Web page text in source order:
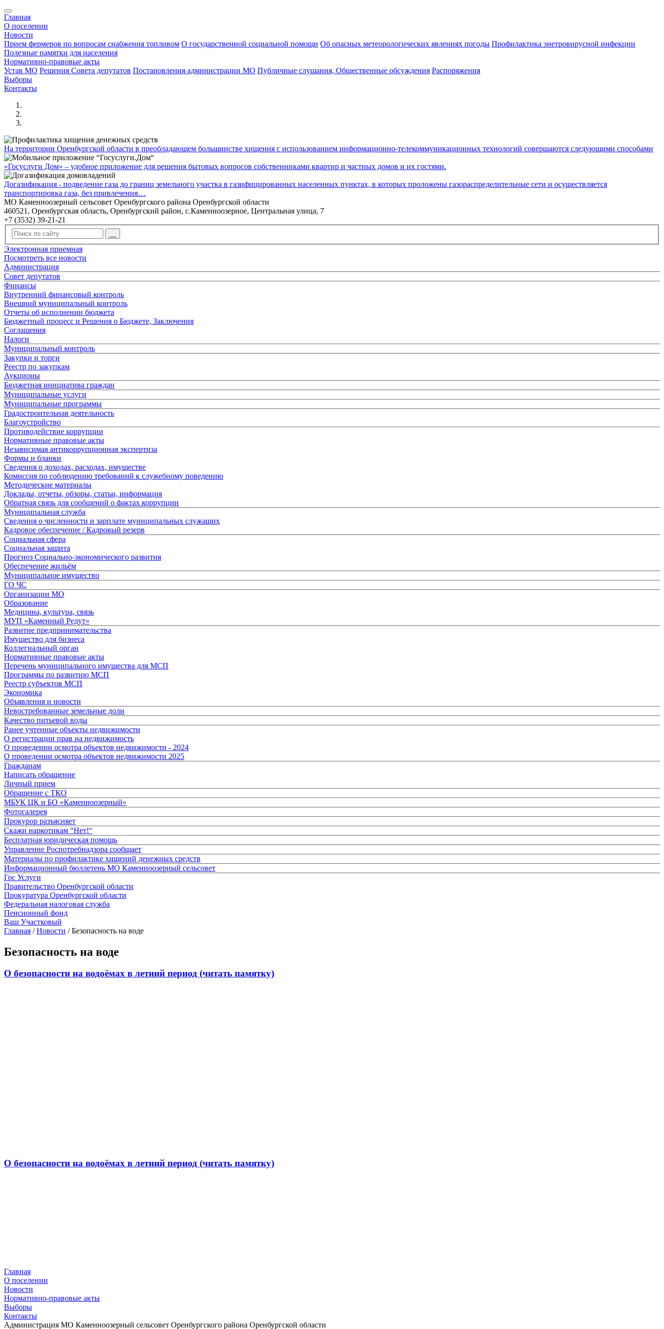
Главная
О поселении
Новости
Прием фермеров по вопросам снабжения топливом О государственной социальной помощи Об опасных метеорологических явлениях погоды Профилактика энетровирусной инфекции
Полезные памятки для населения
Нормативно-правовые акты
Устав МО Решения Совета депутатов Постановления администрации МО Публичные слушания, Общественные обсуждения Распоряжения
Выборы
Контакты
На территории Оренбургской области в преобладающем большинстве хищения с использованием информационно-телекоммуникационных технологий совершаются следующими способами
«Госуслуги Дом» – удобное приложение для решения бытовых вопросов собственниками квартир и частных домов и их гостями.
Догазификация - подведение газа до границ земельного участка в газифицированных населенных пунктах, в которых проложены газораспределительные сети и осуществляется
транспортировка газа, без привлечения…
МО Каменноозерный сельсовет Оренбургского района Оренбургской области
460521, Оренбургская область, Оренбургский район, с.Каменноозерное, Центральная улица, 7
+7 (3532) 39-21-21
Электронная приемная
Посмотреть все новости
Администрация
Совет депутатов
Финансы
Внутренний финансовый контроль
Внешний муниципальный контроль
Отчеты об исполнении бюджета
Бюджетный процесс и Решения о Бюджете, Заключения
Соглашения
Налоги
Муниципальный контроль
Закупки и торги
Реестр по закупкам
Аукционы
Бюджетная инициатива граждан
Муниципальные услуги
Муниципальные программы
Градостроительная деятельность
Благоустройство
Противодействие коррупции
Нормативные правовые акты
Независимая антикоррупционная экспертиза
Формы и бланки
Сведения о доходах, расходах, имуществе
Комиссия по соблюдению требований к служебному поведению
Методические материалы
Доклады, отчеты, обзоры, статьи, информация
Обратная связь для сообщений о фактах коррупции
Муниципальная служба
Сведения о численности и зарплате муниципальных служащих
Кадровое обеспечение / Кадровый резерв
Социальная сфера
Социальная защита
Прогноз Социально-экономического развития
Обеспечение жильём
Муниципальное имущество
ГО ЧС
Организации МО
Образование
Медицина, культура, связь
МУП «Каменный Редут»
Развитие предпринимательства
Имущество для бизнеса
Коллегиальный орган
Нормативные правовые акты
Перечень муниципального имущества для МСП
Программы по развитию МСП
Реестр субъектов МСП
Экономика
Объявления и новости
Невостребованные земельные доли
Качество питьевой воды
Ранее учтенные объекты недвижимости
О регистрации прав на недвижимость
О проведении осмотра объектов недвижимости - 2024
О проведении осмотра объектов недвижимости 2025
Гражданам
Написать обращение
Личный прием
Обращение с ТКО
МБУК ЦК и БО «Каменноозерный»
Фотогалерея
Прокурор разъясняет
Скажи наркотикам “Нет!“
Бесплатная юридическая помощь
Управление Роспотребнадзора сообщает
Материалы по профилактике хищений денежных средств
Информационный бюллетень МО Каменноозерный сельсовет
Гос Услуги
Правительство Оренбургской области
Прокуратура Оренбургской области
Федеральная налоговая служба
Пенсионный фонд
Ваш Участковый
Главная /Новости /Безопасность на воде
Безопасность на воде
О безопасности на водоёмах в летний период (читать памятку)
О безопасности на водоёмах в летний период (читать памятку)
Главная
О поселении
Новости
Нормативно-правовые акты
Выборы
Контакты
Администрация МО Каменноозерный сельсовет Оренбургского района Оренбургской области